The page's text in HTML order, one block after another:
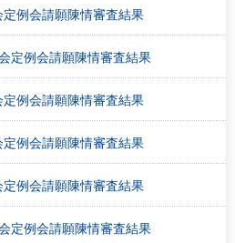
例会請願陳情審査結果
定例会請願陳情審査結果
例会請願陳情審査結果
例会請願陳情審査結果
例会請願陳情審査結果
定例会請願陳情審査結果